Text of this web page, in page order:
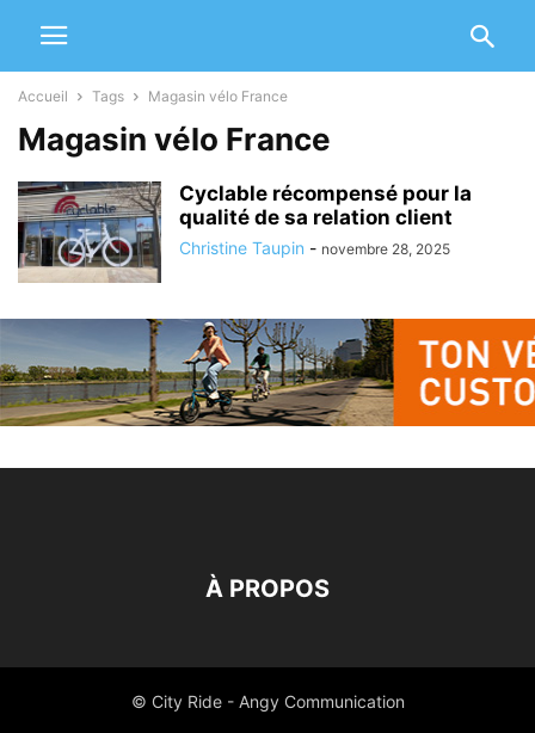
Accueil Tags Magasin vélo France
Magasin vélo France
Cyclable récompensé pour la
qualité de sa relation client
Christine Taupin - novembre 28, 2025
À PROPOS
© City Ride - Angy Communication